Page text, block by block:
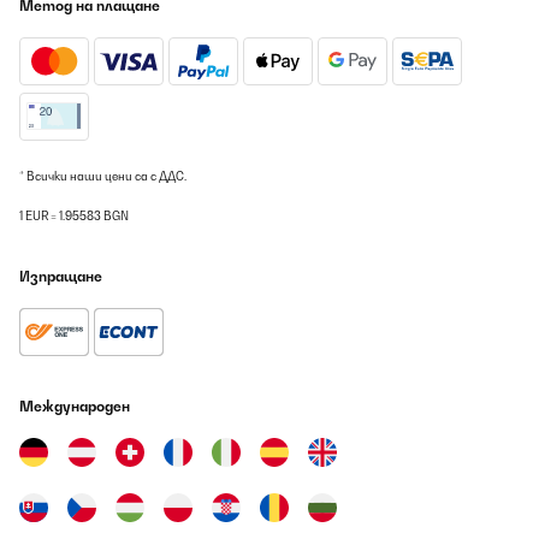
Eigentlich wollten wir nie eine solche "Tonne" als Abzugshaube.
Aber wir haben unsere Meinung geändert. Das Design ist schön.
Wir hatten vorher eine andere Inselabzugshaube, die immer
geschnitten werden mussten. Hier sind die Knöpfe eindeutig und
Edelstahlfläche bei anderen Hauben muss gereinigt werden). Der
Motor ist etwas laut, aber effektiv.Auf den Bildern des Verkäufers
Ich hab dort ein altertümliches schwarzes Gewebekabel
Anbauanteilung sind mehr als dürftig. Achtung: Ich habe einmal
definitiv einer Vervollständigung durch den Hersteller,
Handwerker kommen allerdings damit klar. Die Ausrichtung ist
gut zu installieren, Anleitung verbesserungswürdig.
Amazon-Benutzer
Метод на плащане
* Всички наши цени са с ДДС.
1 EUR = 1.95583 BGN
Изпращане
Международен